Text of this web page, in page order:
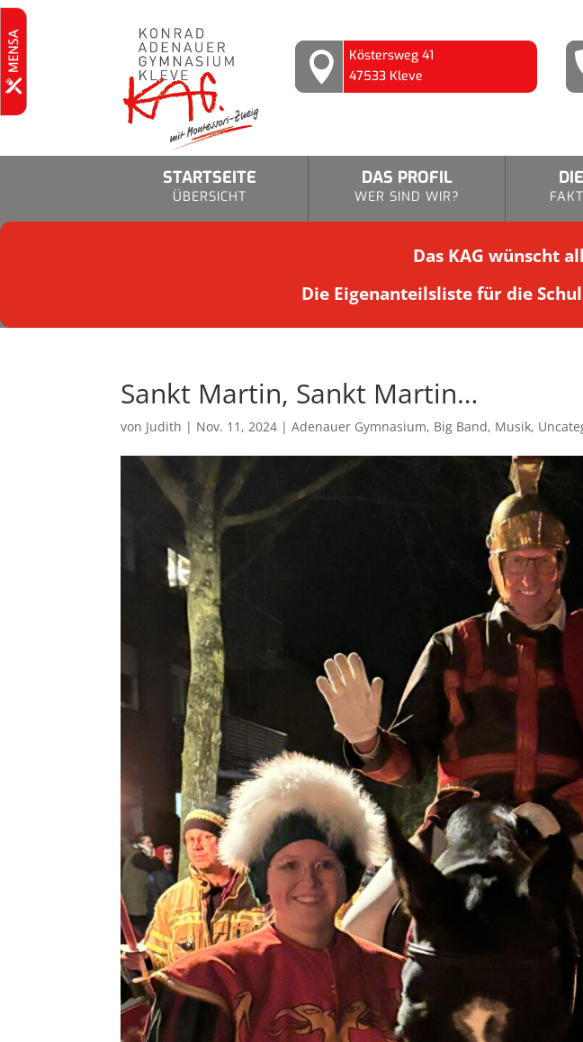

Köstersweg 41
47533 Kleve
STARTSEITE
ÜBERSICHT
DAS PROFIL
WER SIND WIR?
Das KAG wünscht
Die Eigenanteilsliste für die
Sankt Martin, Sankt Martin…
von Judith | Nov. 11, 2024 |Adenauer Gymnasium, Big Band, Musik,